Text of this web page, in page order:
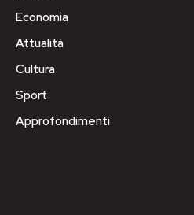
Economia
Attualità
Cultura
Sport
Approfondimenti